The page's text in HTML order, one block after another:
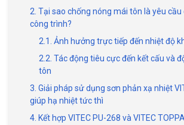
2. Tại sao chống nóng mái tôn là yêu cầu
công trình?
2.1. Ảnh hưởng trực tiếp đến nhiệt độ
2.2. Tác động tiêu cực đến kết cấu và
tôn
3. Giải pháp sử dụng sơn phản xạ nhiệt
giúp hạ nhiệt tức thì
4. Kết hợp VITEC PU-268 và VITEC